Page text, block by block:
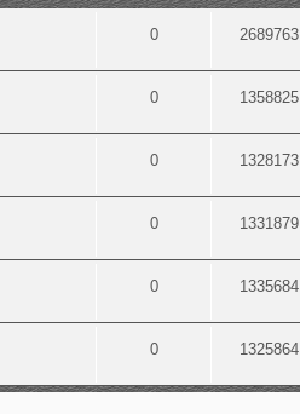
0 2689763
0 1358825
0 1328173
0 1331879
0 1335684
0 1325864